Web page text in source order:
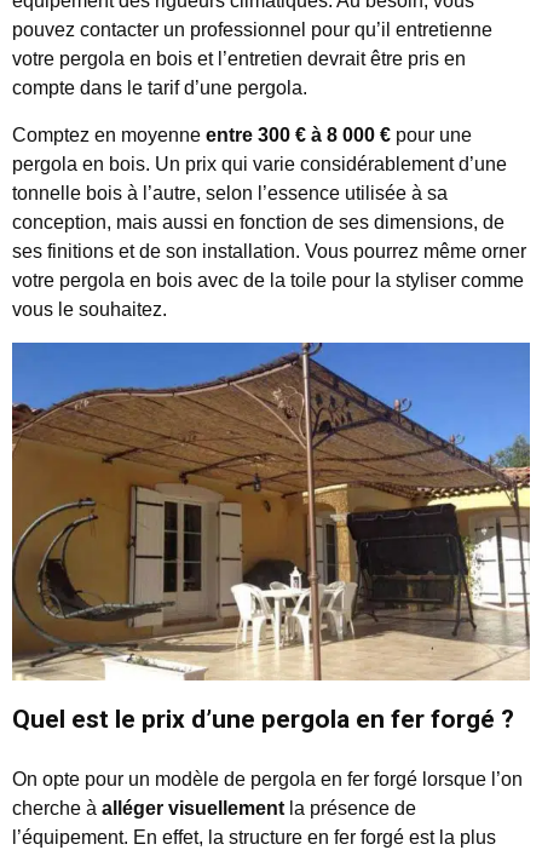
pouvez contacter un professionnel pour qu’il entretienne
votre pergola en bois et l’entretien devrait être pris en
compte dans le tarif d’une pergola.
Comptez en moyenne entre 300 € à 8 000 € pour une
pergola en bois. Un prix qui varie considérablement d’une
tonnelle bois à l’autre, selon l’essence utilisée à sa
conception, mais aussi en fonction de ses dimensions, de
ses finitions et de son installation. Vous pourrez même orner
votre pergola en bois avec de la toile pour la styliser comme
vous le souhaitez.
Quel est le prix d’une pergola en fer forgé ?
On opte pour un modèle de pergola en fer forgé lorsque l’on
cherche à alléger visuellementla présence de
l’équipement. En effet, la structure en fer forgé est la plus